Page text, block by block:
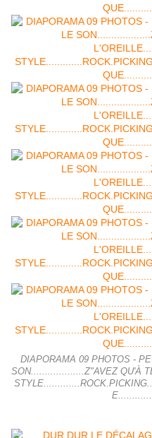
DIAPORAMA 09 PHOTOS -
SON...................Z"AVEZ QU'À